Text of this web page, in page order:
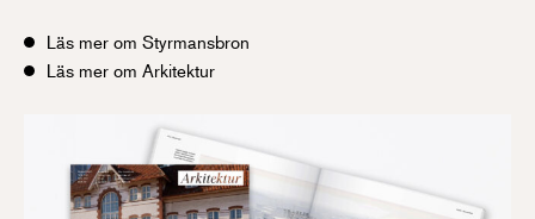
Läs mer om Styrmansbron
Läs mer om Arkitektur